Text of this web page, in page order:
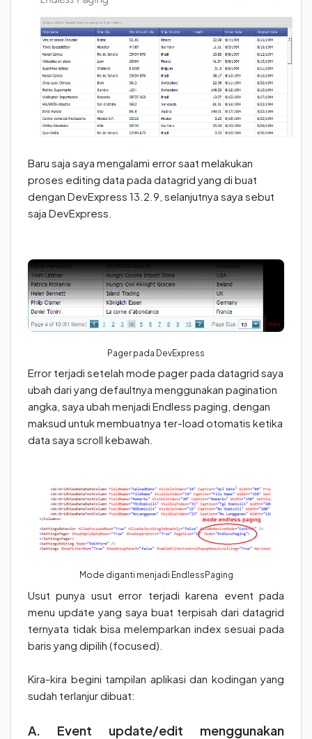
Baru saja saya mengalami error saat melakukan
proses editing data pada datagrid yang di buat
dengan DevExpress 13.2.9, selanjutnya saya sebut
saja DevExpress.
Pager pada DevExpress
Error terjadi setelah mode pager pada datagrid saya
ubah dari yang defaultnya menggunakan pagination
angka, saya ubah menjadi Endless paging, dengan
maksud untuk membuatnya ter-load otomatis ketika
data saya scroll kebawah.
Mode diganti menjadi EndlessPaging
Usut punya usut error terjadi karena event pada
menu update yang saya buat terpisah dari datagrid
ternyata tidak bisa melemparkan index sesuai pada
baris yang dipilih (focused).
Kira-kira begini tampilan aplikasi dan kodingan yang
sudah terlanjur dibuat:
A. Event update/edit menggunakan